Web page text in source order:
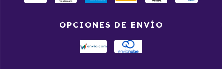
OPCIONES DE ENVÍO